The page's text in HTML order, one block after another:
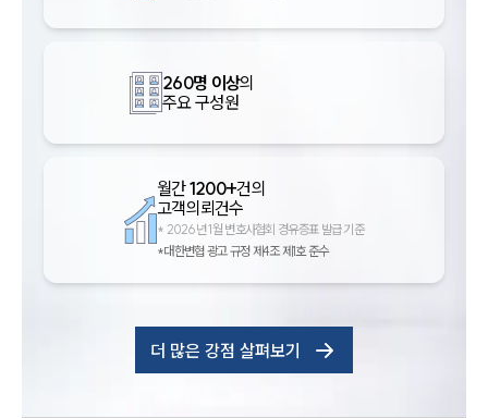
260명 이상의
주요 구성원
월간1200+건의
고객의뢰건수
* 2026년 1월 변호사협회 경유증표 발급 기준
*대한변협 광고 규정 제4조 제1호 준수
더 많은 강점 살펴보기